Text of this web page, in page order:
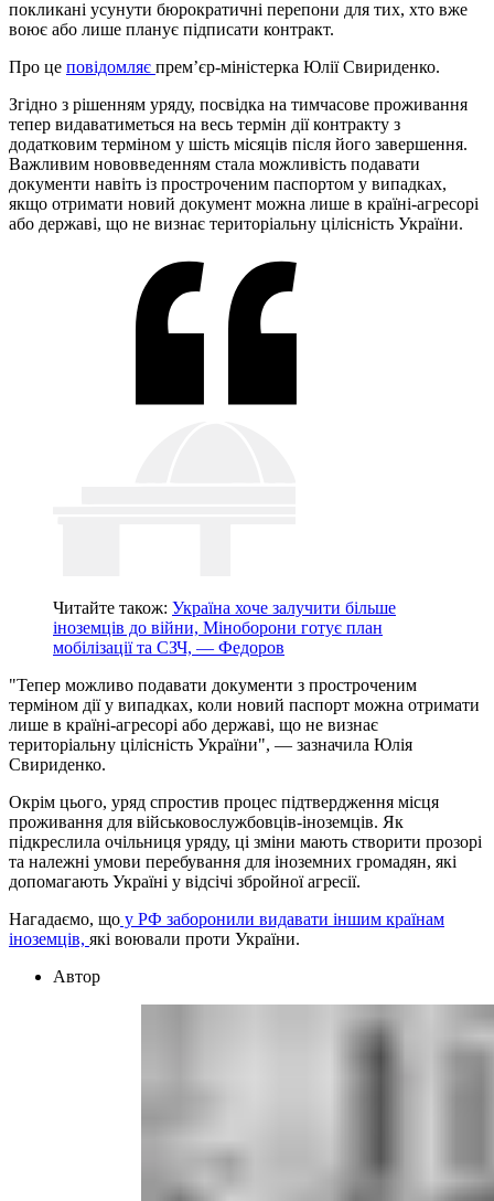
покликані усунути бюрократичні перепони для тих, хто вже
воює або лише планує підписати контракт.
Про це повідомляє прем’єр-міністерка Юлії Свириденко.
Згідно з рішенням уряду, посвідка на тимчасове проживання
тепер видаватиметься на весь термін дії контракту з
додатковим терміном у шість місяців після його завершення.
Важливим нововведенням стала можливість подавати
документи навіть із простроченим паспортом у випадках,
якщо отримати новий документ можна лише в країні-агресорі
або державі, що не визнає територіальну цілісність України.
Читайте також: Україна хоче залучити більше
іноземців до війни, Міноборони готує план
мобілізації та СЗЧ, — Федоров
"Тепер можливо подавати документи з простроченим
терміном дії у випадках, коли новий паспорт можна отримати
лише в країні-агресорі або державі, що не визнає
територіальну цілісність України", — зазначила Юлія
Свириденко.
Окрім цього, уряд спростив процес підтвердження місця
проживання для військовослужбовців-іноземців. Як
підкреслила очільниця уряду, ці зміни мають створити прозорі
та належні умови перебування для іноземних громадян, які
допомагають Україні у відсічі збройної агресії.
Нагадаємо, що у РФ заборонили видавати іншим країнам
іноземців, які воювали проти України.
Автор